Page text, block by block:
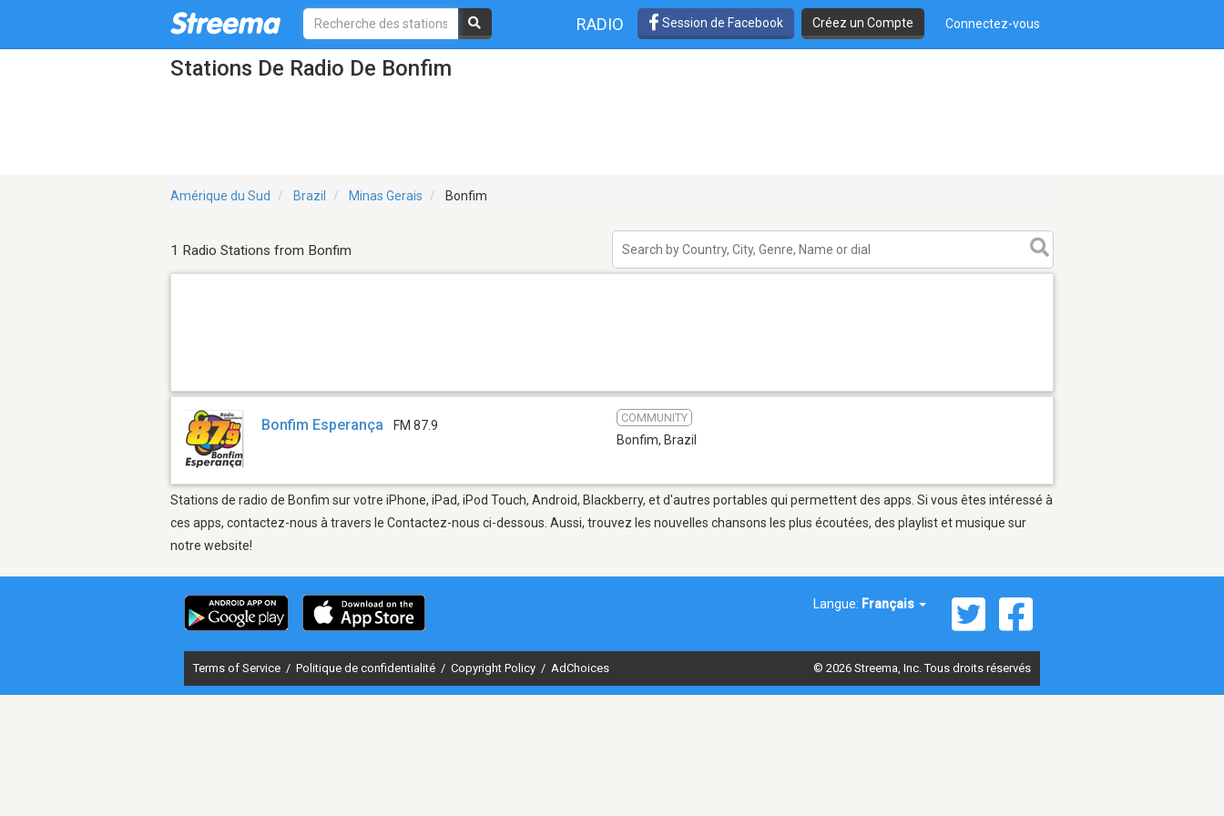
RADIO Session de Facebook Créez un Compte Connectez-vous
Stations De Radio De Bonfim
Amérique du Sud Brazil Minas Gerais Bonfim
1 Radio Stations from Bonfim
Bonfim Esperança FM 87.9
COMMUNITY
Bonfim, Brazil
Stations de radio de Bonfim sur votre iPhone, iPad, iPod Touch, Android, Blackberry, et d'autres portables qui permettent des apps. Si vous êtes intéressé à
ces apps, contactez-nous à travers le Contactez-nous ci-dessous. Aussi, trouvez les nouvelles chansons les plus écoutées, des playlist et musique sur
notre website!
Langue: Français
Terms of Service / Politique de confidentialité / Copyright Policy / AdChoices © 2026 Streema, Inc. Tous droits réservés